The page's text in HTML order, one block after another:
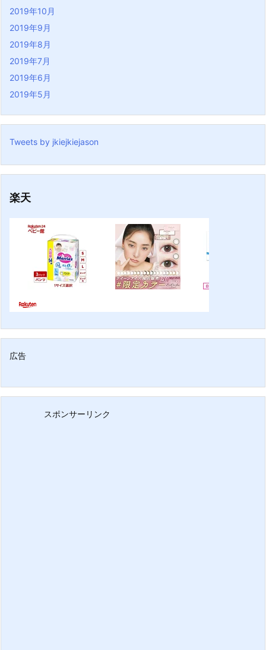
2019年10月
2019年9月
2019年8月
2019年7月
2019年6月
2019年5月
Tweets by jkiejkiejason
楽天
広告
スポンサーリンク